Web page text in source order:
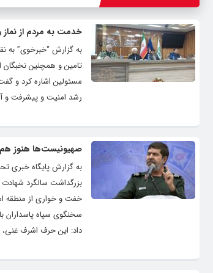
خدمت به مردم از
به گزارش “خبرخوی” به
تامین و همچنین
رشد امنیت و پیشرفت و
صهیونیست‌ها هنوز هم
بزرگداشت سالگرد شهادت
خفت و خواری از منطقه
سخنگوی سپاه پاسداران
داد: این حرف اشرف غنی،